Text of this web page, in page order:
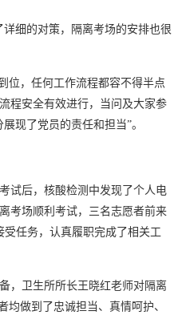
细的对策，隔离考场的安排也很
位，任何工作流程都容不得半点
程安全有效进行，当问及大家参
现了党员的责任和担当”。
试后，核酸检测中发现了个人电
考场顺利考试，三名志愿者前来
任务，认真履职完成了相关工
，卫生所所长王晓红老师对隔离
做到了忠诚担当、真情呵护、